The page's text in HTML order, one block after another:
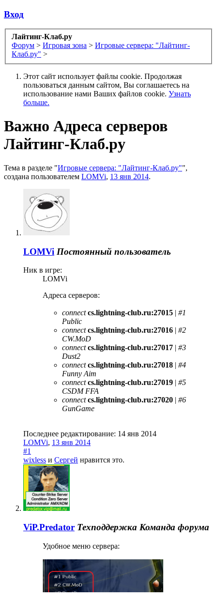
Вход
Лайтинг-Клаб.ру
Форум > Игровая зона > Игровые сервера: "Лайтинг-
Клаб.ру" >
Этот сайт использует файлы cookie. Продолжая
пользоваться данным сайтом, Вы соглашаетесь на
использование нами Ваших файлов cookie. Узнать
больше.
Важно Адреса серверов
Лайтинг-Клаб.ру
Тема в разделе "Игровые сервера: "Лайтинг-Клаб.ру"",
создана пользователем LOMVi, 13 янв 2014.
LOMVi Постоянный пользователь
Ник в игре:
LOMVi
Адреса серверов:
connect cs.lightning-club.ru:27015 | #1
Public
connect cs.lightning-club.ru:27016 | #2
CW.MoD
connectcs.lightning-club.ru:27017 | #3
Dust2
connectcs.lightning-club.ru:27018 | #4
Funny Aim
connectcs.lightning-club.ru:27019 | #5
CSDM FFA
connectcs.lightning-club.ru:27020 | #6
GunGame
Последнее редактирование: 14 янв 2014
LOMVi, 13 янв 2014
#1
wixless и Сергей нравится это.
ViP.Predator Техподдержка Команда форума
Удобное меню сервера: